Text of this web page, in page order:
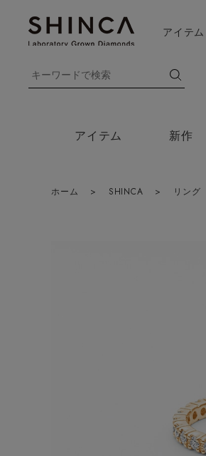
アイテム 新作
アイテム
ホーム > SHINCA > リング